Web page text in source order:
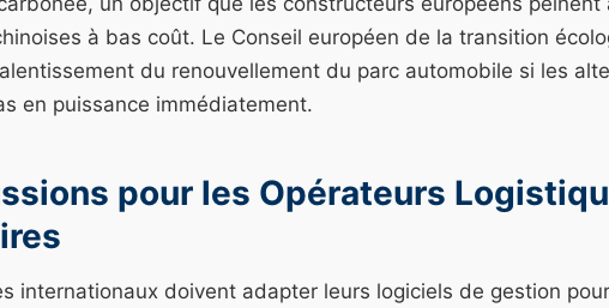
à bas coût. Le Conseil européen de la transition
du renouvellement du parc automobile si les
en puissance immédiatement.
pour les Opérateurs
internationaux doivent adapter leurs logiciels de gestion